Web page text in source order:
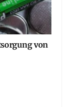
von